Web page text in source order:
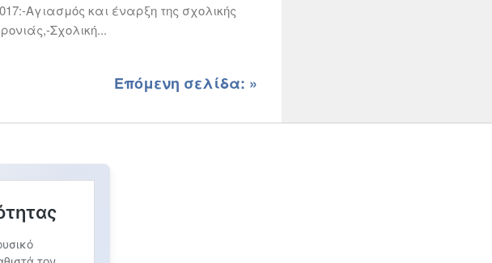
Αγιασμός και έναρξη της σχολικής
Σχολική...
Επόμενη σελίδα: »